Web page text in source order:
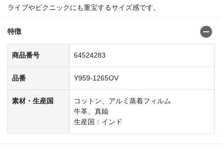
ライブやピクニックにも重宝するサイズ感です。
特徴
商品番号 64524283
品番 Y959-1265OV
素材・生産国
コットン、アルミ蒸着フィルム
牛革、真鍮
生産国：インド